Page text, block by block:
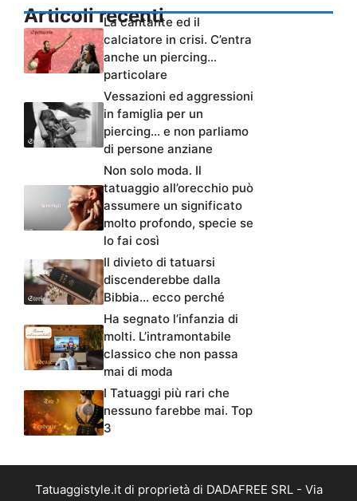
Articoli recenti
La cantante ed il
calciatore in crisi. C’entra
anche un piercing…
particolare
Vessazioni ed aggressioni
in famiglia per un
piercing… e non parliamo
di persone anziane
Non solo moda. Il
tatuaggio all’orecchio può
assumere un significato
molto profondo, specie se
lo fai così
Il divieto di tatuarsi
discenderebbe dalla
Bibbia… ecco perché
Ha segnato l’infanzia di
molti. L’intramontabile
classico che non passa
mai di moda
I Tatuaggi più rari che
nessuno farebbe mai. Top
3
Tatuaggistyle.it di proprietà di DADAFREE SRL - Via